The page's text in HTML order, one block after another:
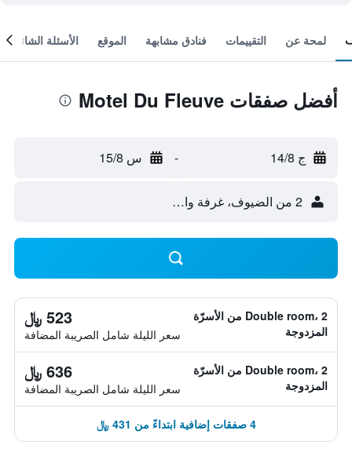
لمحة عن التقييمات فنادق مشابهة الموقع الأسئلة الشائعة
أفضل صفقات Motel Du Fleuve
ج 14/8 - س 15/8
2 من الضيوف، غرفة واحدة
Double room، 2 من الأسرّة
المزدوجة
523 ﷼
سعر الليلة شامل الصريبة المضافة
Double room، 2 من الأسرّة
المزدوجة
636 ﷼
سعر الليلة شامل الصريبة المضافة
4 صفقات إضافية ابتداءً من 431 ﷼